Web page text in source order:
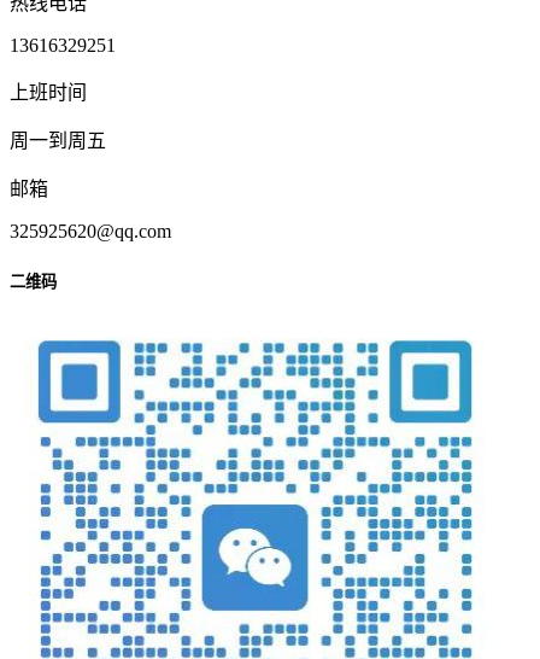
13616329251
上班时间
周一到周五
邮箱
325925620@qq.com
二维码